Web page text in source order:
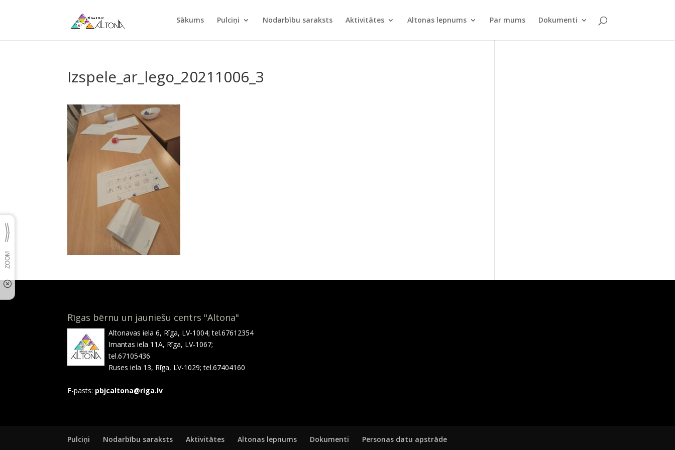
Sākums Pulciņi Nodarbību saraksts Aktivitātes Altonas lepnums Par mums Dokumenti
Izspele_ar_lego_20211006_3
Rīgas bērnu un jauniešu centrs "Altona"
Altonavas iela 6, Rīga, LV-1004; tel.67612354
Imantas iela 11A, Rīga, LV-1067;
tel.67105436
Ruses iela 13, Rīga, LV-1029; tel.67404160
E-pasts: pbjcaltona@riga.lv
Pulciņi Nodarbību saraksts Aktivitātes Altonas lepnums Dokumenti Personas datu apstrāde